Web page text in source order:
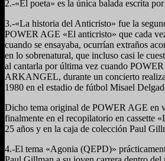
2.-«El poeta» es la única balada escrita
3.-«La historia del Anticristo» fue la
POWER AGE «El anticristo» que cada
cuando se ensayaba, ocurrían extraños
en lo sobrenatural, que incluso casi le
al cantarla por última vez cuando
ARKANGEL, durante un concierto
1980 en el estadio de fútbol Misael
Dicho tema original de POWER AGE en
finalmente en el recopilatorio en cassette
25 años y en la caja de colección Paul
4.-El tema «Agonia (QEPD)»